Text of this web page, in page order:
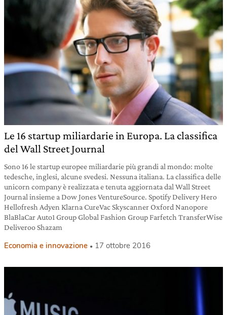
Le 16 startup miliardarie in Europa. La classifica
del Wall Street Journal
Sono 16 le startup europee miliardarie più grandi al mondo: molte
tedesche, inglesi, alcune svedesi. Nessuna italiana. La classifica delle
unicorn company è realizzata e tenuta aggiornata dal Wall Street
Journal insieme a Dow Jones VentureSource. Spotify Delivery Hero
Hellofresh Adyen Klarna CureVac Skyscanner Oxford Nanopore
BlaBlaCar Auto1 Group Global Fashion Group Farfetch TransferWise
Deliveroo Shazam
Economia e innovazione 17 ottobre 2016